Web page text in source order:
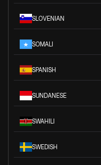
SLOVENIAN
SOMALI
SPANISH
SUNDANESE
SWAHILI
SWEDISH